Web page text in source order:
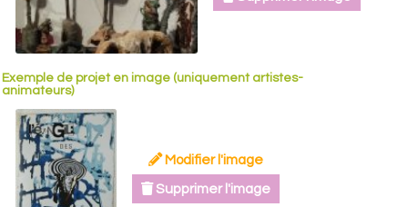
Exemple de projet en image (uniquement artistes-
animateurs)
Modifier l'image
Supprimer l'image